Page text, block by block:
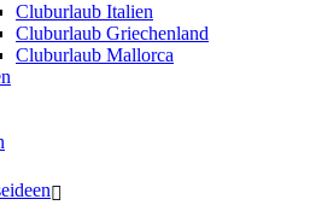
Cluburlaub Italien
Cluburlaub Griechenland
Cluburlaub Mallorca